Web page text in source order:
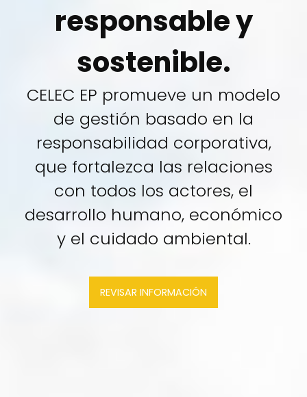
responsable y
sostenible.
CELEC EP promueve un modelo
de gestión basado en la
responsabilidad corporativa,
que fortalezca las relaciones
con todos los actores, el
desarrollo humano, económico
y el cuidado ambiental.
REVISAR INFORMACIÓN